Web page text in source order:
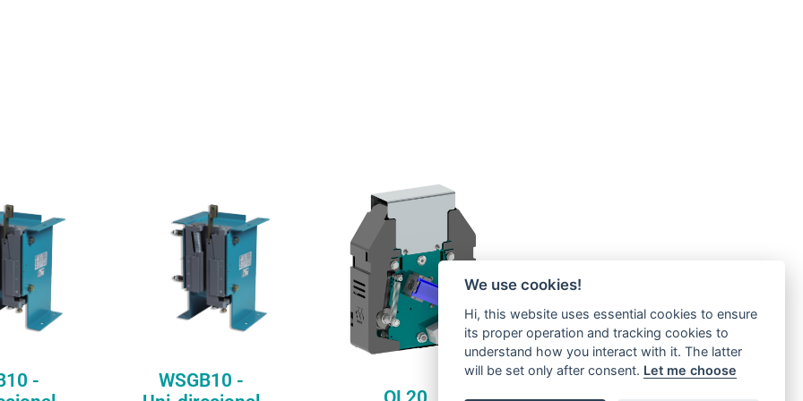
-
- Uni-
de
para
WSGB10 -
WSGB10 - Uni-
direcional
OL20
OL20 is extremely compact,
with a diameter of 180 mm
only. When combined with
the STW tension weight, it
offers a lightweight
combination for the
commodity market range
with maximized space
efficiency, both for new
installations and
modernization of existing
competitive cost
We use cookies!
Hi, this website uses essential cookies to ensure
its proper operation and tracking cookies to
understand how you interact with it. The latter
will be set only after consent. Let me choose